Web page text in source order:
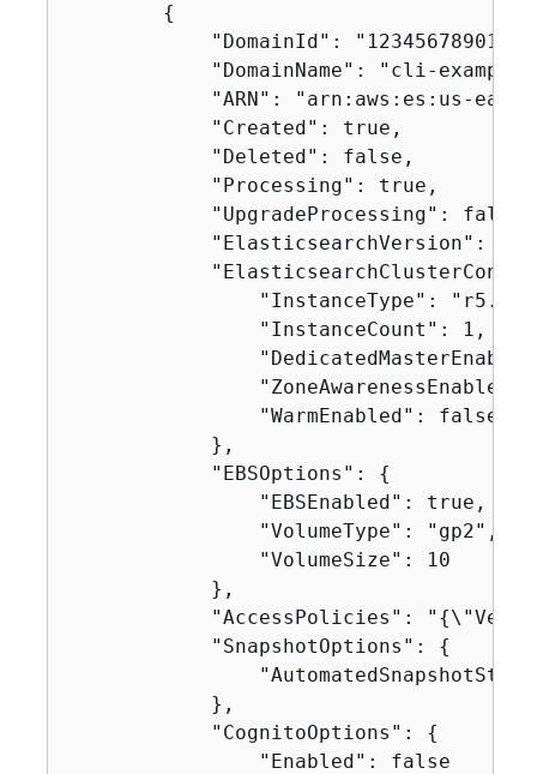
{
"DomainId": "123456789012/
"DomainName": "cli-
"ARN": "arn:aws:es:us-
            "Created": true,
            "Deleted": false,
            "Processing": true,
            "UpgradeProcessing": false,
"ElasticsearchVersion":
"InstanceType":
                "InstanceCount": 1,
                "WarmEnabled": false
            },
            "EBSOptions":
{
                "EBSEnabled": true,
                "VolumeType": "gp2",
                "VolumeSize": 10
            },
            "AccessPolicies": "
{
            "SnapshotOptions":
{
            },
            "CognitoOptions":
{
                "Enabled": false